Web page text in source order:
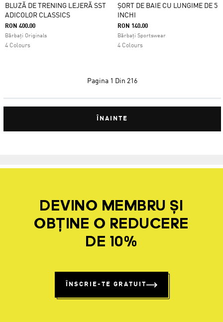
BLUZĂ DE TRENING LEJERĂ SST
ADICOLOR CLASSICS
RON 400.00
Bărbați Originals
4 Colours
ȘORT DE BAIE CU LUNGIME DE 5
INCHI
RON 140.00
Bărbați Sportswear
4 Colours
Pagina 1 Din 216
ÎNAINTE
DEVINO MEMBRU ȘI
OBȚINE O REDUCERE
DE 10%
ÎNSCRIE-TE GRATUIT